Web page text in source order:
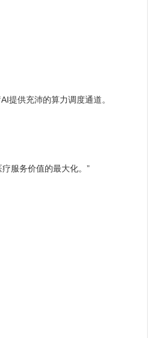
提供充沛的算力调度通道。
服务价值的最大化。”